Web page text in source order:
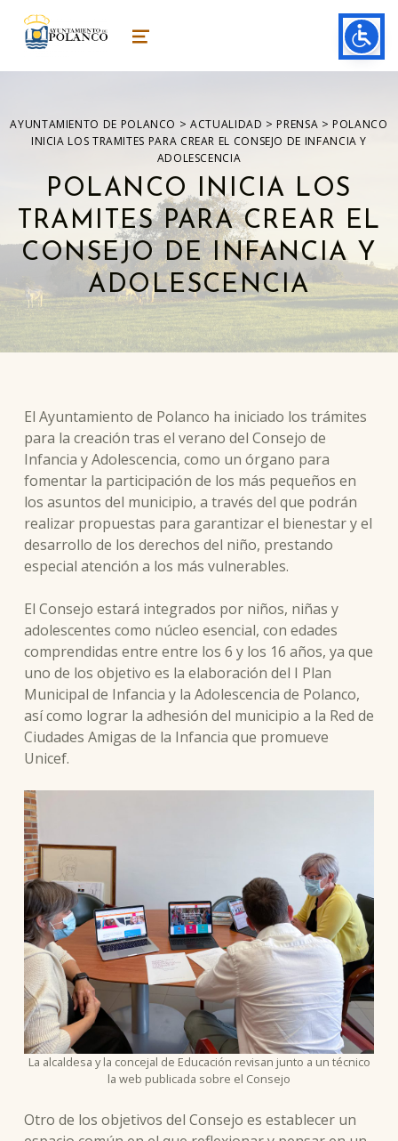
ayuntamiento de polanco
AYUNTAMIENTO DE POLANCO MENU
AYUNTAMIENTO DE POLANCO >ACTUALIDAD > PRENSA > POLANCO
INICIA LOS TRAMITES PARA CREAR EL CONSEJO DE INFANCIA Y
ADOLESCENCIA
POLANCO INICIA LOS
TRAMITES PARA CREAR EL
CONSEJO DE INFANCIA Y
ADOLESCENCIA
El Ayuntamiento de Polanco ha iniciado los trámites
para la creación tras el verano del Consejo de
Infancia y Adolescencia, como un órgano para
fomentar la participación de los más pequeños en
los asuntos del municipio, a través del que podrán
realizar propuestas para garantizar el bienestar y el
desarrollo de los derechos del niño, prestando
especial atención a los más vulnerables.
El Consejo estará integrados por niños, niñas y
adolescentes como núcleo esencial, con edades
comprendidas entre entre los 6 y los 16 años, ya que
uno de los objetivo es la elaboración del I Plan
Municipal de Infancia y la Adolescencia de Polanco,
así como lograr la adhesión del municipio a la Red de
Ciudades Amigas de la Infancia que promueve
Unicef.
La alcaldesa y la concejal de Educación revisan junto a un técnico
la web publicada sobre el Consejo
Otro de los objetivos del Consejo es establecer un